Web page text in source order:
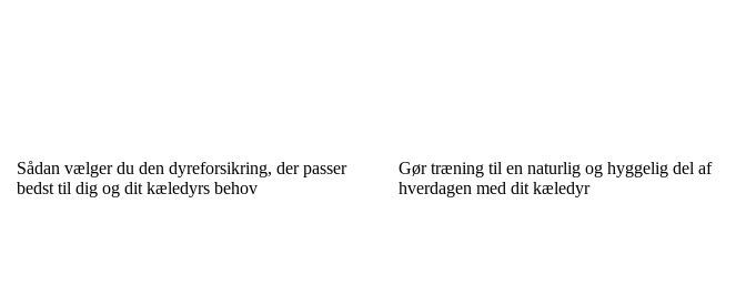
Sådan vælger du den dyreforsikring, der passer
bedst til dig og dit kæledyrs behov
Gør træning til en naturlig og hyggelig del af
hverdagen med dit kæledyr